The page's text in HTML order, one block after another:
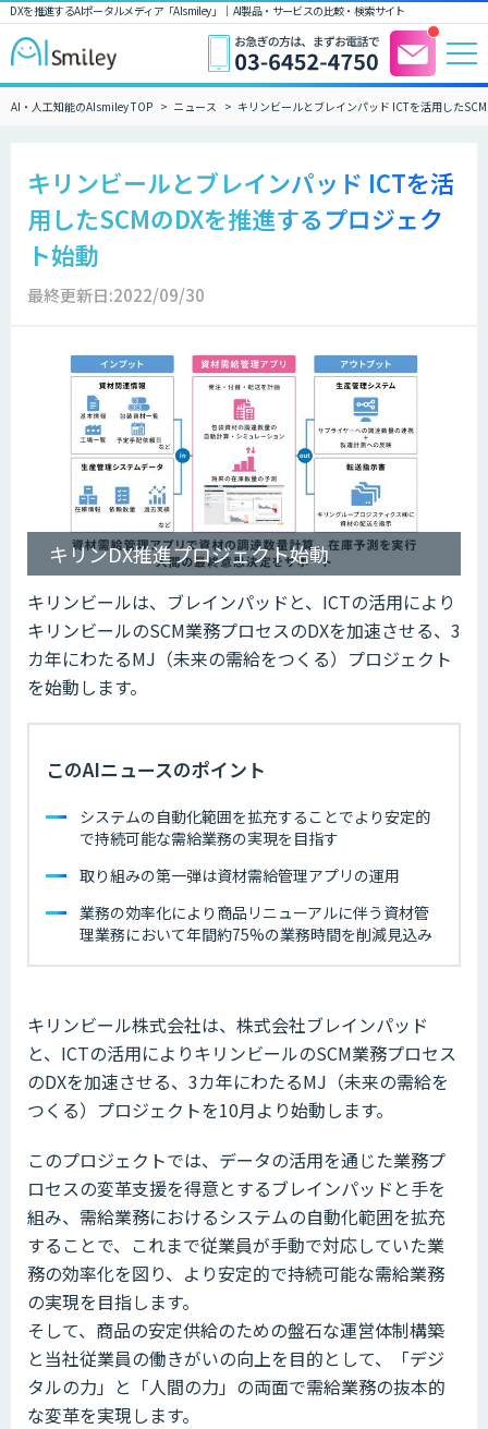
DXを推進するAIポータルメディア「AIsmiley」｜ AI製品・サービスの比較・検索サイト
AI・人工知能のAIsmiley TOP ニュース キリンビールとブレインパッド ICTを活用した
キリンビールとブレインパッド ICTを活
用したSCMのDXを推進するプロジェク
ト始動
最終更新日:2022/09/30
キリンDX推進プロジェクト始動
キリンビールは、ブレインパッドと、ICTの活用により
キリンビールのSCM業務プロセスのDXを加速させる、3
カ年にわたるMJ（未来の需給をつくる）プロジェクト
を始動します。
このAIニュースのポイント
システムの自動化範囲を拡充することでより安定的
で持続可能な需給業務の実現を目指す
取り組みの第一弾は資材需給管理アプリの運用
業務の効率化により商品リニューアルに伴う資材管
理業務において年間約75%の業務時間を削減見込み
キリンビール株式会社は、株式会社ブレインパッド
と、ICTの活用によりキリンビールのSCM業務プロセス
のDXを加速させる、3カ年にわたるMJ（未来の需給を
つくる）プロジェクトを10月より始動します。
このプロジェクトでは、データの活用を通じた業務プ
ロセスの変革支援を得意とするブレインパッドと手を
組み、需給業務におけるシステムの自動化範囲を拡充
することで、これまで従業員が手動で対応していた業
務の効率化を図り、より安定的で持続可能な需給業務
の実現を目指します。
そして、商品の安定供給のための盤石な運営体制構築
と当社従業員の働きがいの向上を目的として、「デジ
タルの力」と「人間の力」の両面で需給業務の抜本的
な変革を実現します。